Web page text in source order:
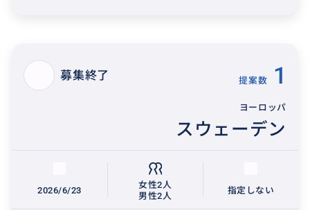
募集終了 提案数 1
ヨーロッパ
スウェーデン
2026/6/23
女性2人
男性2人
指定しない